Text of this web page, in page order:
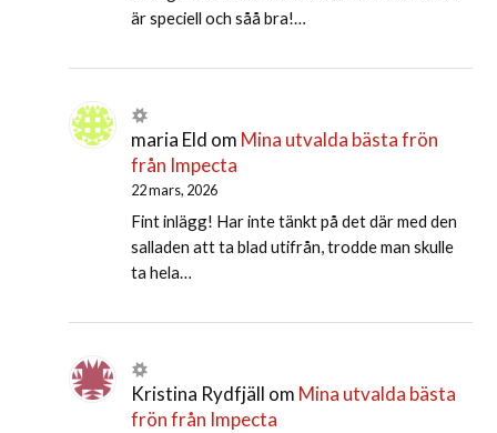
är speciell och såå bra!…
maria Eld om Mina utvalda bästa frön
från Impecta
22 mars, 2026
Fint inlägg! Har inte tänkt på det där med den
salladen att ta blad utifrån, trodde man skulle
ta hela…
Kristina Rydfjäll om Mina utvalda bästa
frön från Impecta